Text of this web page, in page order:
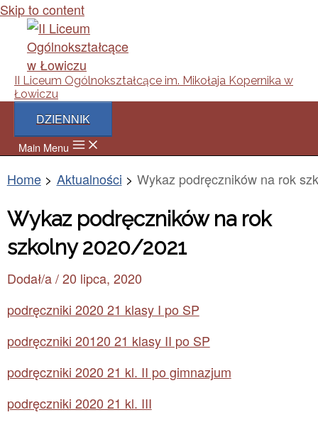
Skip to content
II Liceum Ogólnokształcące im. Mikołaja Kopernika w
Łowiczu
DZIENNIK
Main Menu
Home Aktualności Wykaz podręczników na rok
Wykaz podręczników na rok
szkolny 2020/2021
Dodał/a /20 lipca, 2020
podręczniki 2020 21 klasy I po SP
podręczniki 20120 21 klasy II po SP
podręczniki 2020 21 kl. II po gimnazjum
podręczniki 2020 21 kl. III